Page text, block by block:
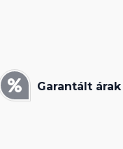
Garantált árak